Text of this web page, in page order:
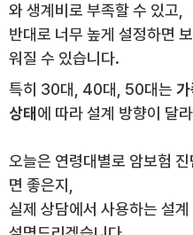
와 생계비로 부족할 수 있고,
반대로 너무 높게 설정하면
워질 수 있습니다.
특히 30대, 40대, 50대는
상태 에 따라 설계 방향이 달
오늘은 연령대별로 암보험
면 좋은지,
실제 상담에서 사용하는 설